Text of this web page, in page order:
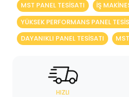
MST PANEL TESISATI
IŞ
YÜKSEK PERFORMANS PANEL
DAYANIKLI PANEL TESISATI
HIZLI